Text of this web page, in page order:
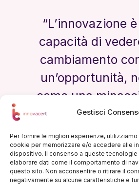
Gestisci
Per fornire le migliori esperienze,
cookie per memorizzare e/o accedere alle
dispositivo. Il consenso a queste tecnologie
elaborare dati come il comportamento di
questo sito. Non acconsentire o ritirare il
negativamente su alcune caratteristiche e
“L’innovazione
capacità di
cambiamento
un’opportunità,
come una
— Steve Jobs